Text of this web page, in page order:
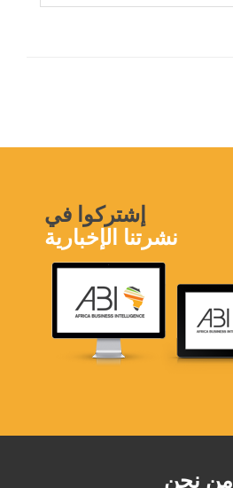
من نحن
إشتركوا في
نشرتنا الإخبارية